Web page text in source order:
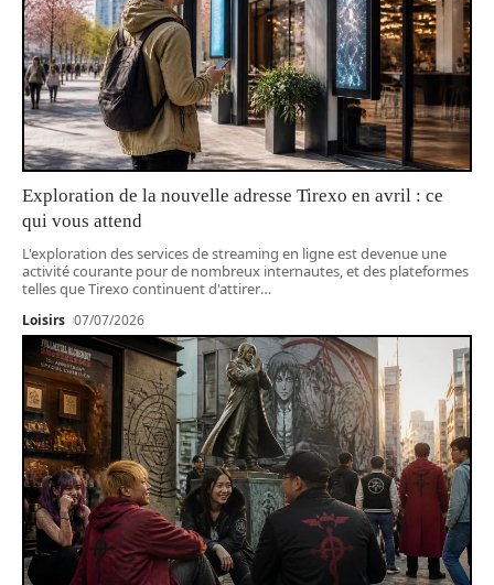
Exploration de la nouvelle adresse Tirexo en avril : ce
qui vous attend
L'exploration des services de streaming en ligne est devenue une
activité courante pour de nombreux internautes, et des plateformes
telles que Tirexo continuent d'attirer…
Loisirs 07/07/2026